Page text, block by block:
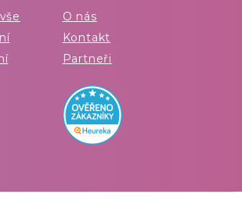
O nás
Kontakt
Partneři